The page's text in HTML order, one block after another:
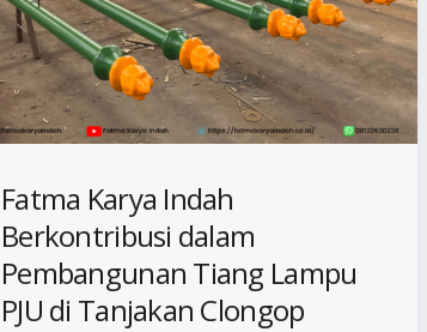
Fatma Karya Indah
Berkontribusi dalam
Pembangunan Tiang Lampu
PJU di Tanjakan Clongop